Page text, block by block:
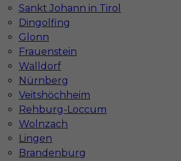
Sankt Johann in Tirol
Dingolfing
Glonn
Frauenstein
Walldorf
Nürnberg
Veitshöchheim
Rehburg-Loccum
Wolnzach
Lingen
Brandenburg
Praca dla murarza w Niemczech
Kategoria Prace budowlane
Lokalizacja Niemcy
Wymagane języki